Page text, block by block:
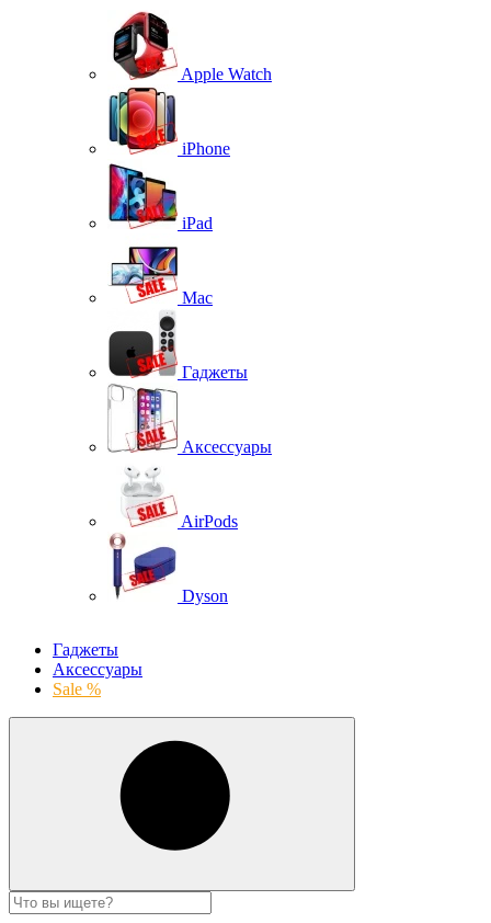
Apple Watch
iPhone
iPad
Mac
Гаджеты
Аксессуары
AirPods
Dyson
Гаджеты
Аксессуары
Sale %